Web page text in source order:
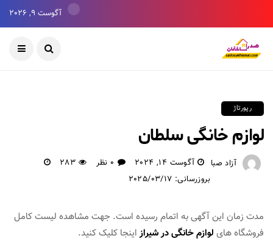
آگوست 9, 2026
رپورتاژ
لوازم خانگی سلطان
آزاد صبا آگوست 14, 2024 0 نظر
283
بروزرسانی: 2025/03/17
مدت زمان این آگهی به اتمام رسیده است. جهت مشاهده لیست کامل
فروشگاه های لوازم خانگی در شیرازاینجا کلیک کنید.